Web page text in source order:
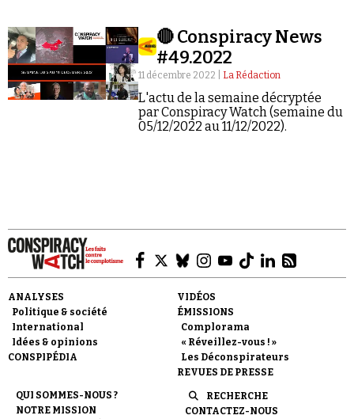
🔴 Conspiracy News
#49.2022
11 décembre 2022 | La Rédaction
L'actu de la semaine décryptée
par Conspiracy Watch (semaine du
05/12/2022 au 11/12/2022).
ANALYSES
Politique & société
International
Idées & opinions
CONSPIPÉDIA
VIDÉOS
ÉMISSIONS
Complorama
« Réveillez-vous ! »
Les Déconspirateurs
REVUES DE PRESSE
QUI SOMMES-NOUS ?
NOTRE MISSION
RECHERCHE
CONTACTEZ-NOUS